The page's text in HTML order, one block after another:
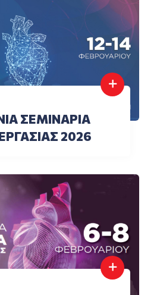
ΣΕΜΙΝΑΡΙΑ
2026